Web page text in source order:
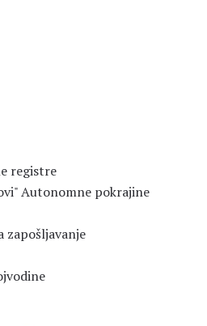
registre
Autonomne pokrajine
zapošljavanje